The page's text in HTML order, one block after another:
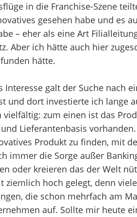
in die Franchise-Szene
gesehen habe und es
– eher als eine Art
Aber ich hätte auch hier
hätte.
Interesse galt der Suche nach
und dort investierte ich lange
vielfältig: zum einen ist das
Lieferantenbasis
Produkt zu finden, mit
immer die Sorge außer
oder kreieren das der Welt
ziemlich hoch gelegt, denn
die schon mehrfach am
auf. Sollte mir heute